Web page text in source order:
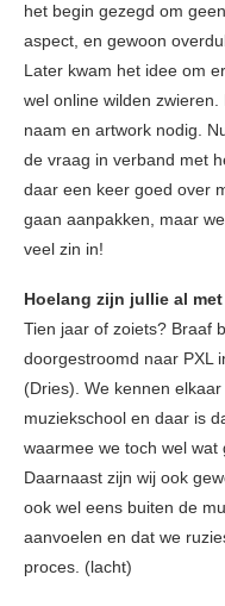
het begin gezegd om
aspect, en gewoon
Later kwam het idee om
wel online wilden
naam en artwork nodig.
de vraag in verband met
daar een keer goed over
gaan aanpakken, maar
veel zin in!
Hoelang zijn jullie al
Tien jaar of zoiets? Braaf
doorgestroomd naar PXL
(Dries). We kennen
muziekschool en daar is
waarmee we toch wel wat
Daarnaast zijn wij ook
ook wel eens buiten de
aanvoelen en dat we
proces. (lacht)